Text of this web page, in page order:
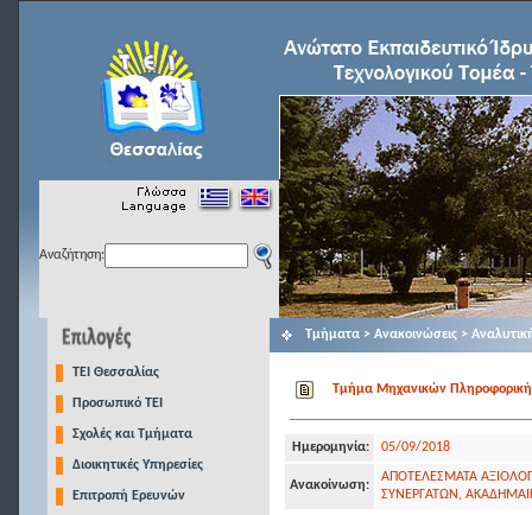
Αναζήτηση:
TEI Θεσσαλίας
Προσωπικό ΤΕΙ
Σχολές και Τμήματα
Διοικητικές Υπηρεσίες
Επιτροπή Ερευνών
Τμήματα > Ανακοινώσεις >
Τμήμα Μηχανικών Πληροφορικής
Ημερομηνία: 05/09/2018
Ανακοίνωση:
ΑΠΟΤΕΛΕΣΜΑΤΑ
ΣΥΝΕΡΓΑΤΩΝ,